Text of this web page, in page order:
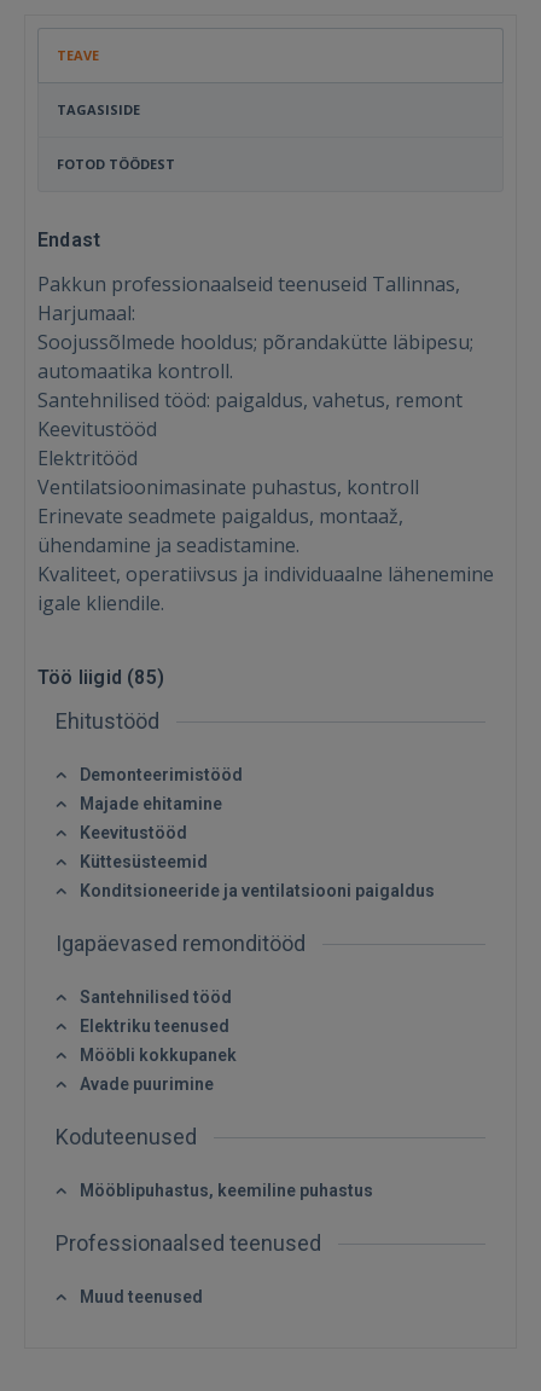
Unustasite parooli? Jäta mind meelde
FACEBOOK
TEAVE
TAGASISIDE
FOTOD TÖÖDEST
Endast
Pakkun professionaalseid teenuseid Tallinnas,
Harjumaal:
Soojussõlmede hooldus; põrandakütte läbipesu;
automaatika kontroll.
Santehnilised tööd: paigaldus, vahetus, remont
Keevitustööd
Elektritööd
Ventilatsioonimasinate puhastus, kontroll
Erinevate seadmete paigaldus, montaaž,
ühendamine ja seadistamine.
Kvaliteet, operatiivsus ja individuaalne lähenemine
igale kliendile.
Töö liigid (85)
Ehitustööd
Demonteerimistööd
Majade ehitamine
Keevitustööd
Küttesüsteemid
Konditsioneeride ja ventilatsiooni paigaldus
Igapäevased remonditööd
Santehnilised tööd
Elektriku teenused
Mööbli kokkupanek
Avade puurimine
Koduteenused
Mööblipuhastus, keemiline puhastus
Professionaalsed teenused
Muud teenused